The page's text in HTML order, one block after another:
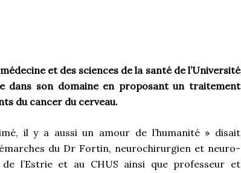
et des sciences de la santé de l’Université
dans son domaine en proposant un traitement
du cancer du cerveau.
il y a aussi un amour de l’humanité » disait
du Dr Fortin, neurochirurgien et neuro-
l’Estrie et au CHUS ainsi que professeur et